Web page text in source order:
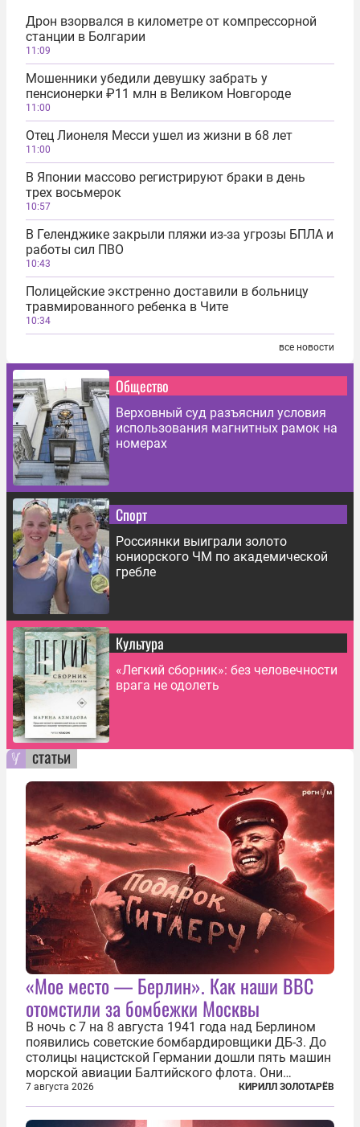
Дрон взорвался в километре от компрессорной
станции в Болгарии
11:09
Мошенники убедили девушку забрать у
пенсионерки ₽11 млн в Великом Новгороде
11:00
Отец Лионеля Месси ушел из жизни в 68 лет
11:00
В Японии массово регистрируют браки в день
трех восьмерок
10:57
В Геленджике закрыли пляжи из-за угрозы БПЛА и
работы сил ПВО
10:43
Полицейские экстренно доставили в больницу
травмированного ребенка в Чите
10:34
все новости
Общество
Верховный суд разъяснил условия
использования магнитных рамок на
номерах
Спорт
Россиянки выиграли золото
юниорского ЧМ по академической
гребле
Культура
«Легкий сборник»: без человечности
врага не одолеть
статьи
«Мое место — Берлин». Как наши ВВС
отомстили за бомбежки Москвы
В ночь с 7 на 8 августа 1941 года над Берлином
появились советские бомбардировщики ДБ-3. До
столицы нацистской Германии дошли пять машин
морской авиации Балтийского флота. Они
сбросили бомбы на город, который в тот момент
жил в полной уверенности, что война идет где-то
далеко на востоке, Красная...
7 августа 2026 КИРИЛЛ ЗОЛОТАРЁВ